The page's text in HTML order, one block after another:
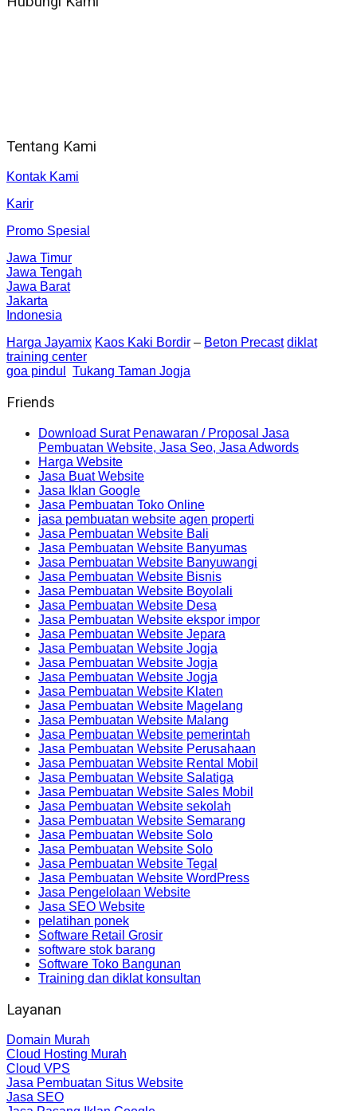
Tentang Kami
Kontak Kami
Karir
Promo Spesial
Jawa Timur
Jawa Tengah
Jawa Barat
Jakarta
Indonesia
Harga Jayamix Kaos Kaki Bordir – Beton Precast diklat
training center
goa pindul
Tukang Taman Jogja
Friends
Download Surat Penawaran / Proposal Jasa
Pembuatan Website, Jasa Seo, Jasa Adwords
Harga Website
Jasa Buat Website
Jasa Iklan Google
Jasa Pembuatan Toko Online
jasa pembuatan website agen properti
Jasa Pembuatan Website Bali
Jasa Pembuatan Website Banyumas
Jasa Pembuatan Website Banyuwangi
Jasa Pembuatan Website Bisnis
Jasa Pembuatan Website Boyolali
Jasa Pembuatan Website Desa
Jasa Pembuatan Website ekspor impor
Jasa Pembuatan Website Jepara
Jasa Pembuatan Website Jogja
Jasa Pembuatan Website Jogja
Jasa Pembuatan Website Jogja
Jasa Pembuatan Website Klaten
Jasa Pembuatan Website Magelang
Jasa Pembuatan Website Malang
Jasa Pembuatan Website pemerintah
Jasa Pembuatan Website Perusahaan
Jasa Pembuatan Website Rental Mobil
Jasa Pembuatan Website Salatiga
Jasa Pembuatan Website Sales Mobil
Jasa Pembuatan Website sekolah
Jasa Pembuatan Website Semarang
Jasa Pembuatan Website Solo
Jasa Pembuatan Website Solo
Jasa Pembuatan Website Tegal
Jasa Pembuatan Website WordPress
Jasa Pengelolaan Website
Jasa SEO Website
pelatihan ponek
Software Retail Grosir
software stok barang
Software Toko Bangunan
Training dan diklat konsultan
Layanan
Domain Murah
Cloud Hosting Murah
Cloud VPS
Jasa Pembuatan Situs Website
Jasa SEO